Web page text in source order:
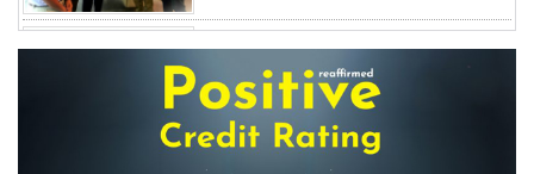
শেয়ার দর, ডিএসইর সতর্কবার্তা